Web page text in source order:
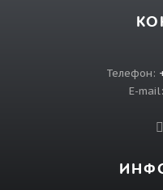
Телефон:
E-mail: